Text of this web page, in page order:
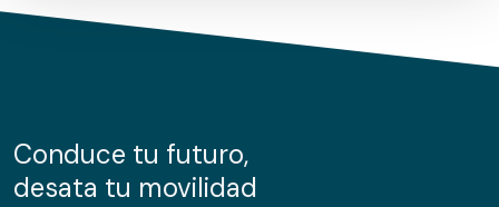
de cookies.
información sobre el uso que haga del sitio web con
nuestros partners de redes sociales, publicidad y análisis
Conduce tu futuro,
desata tu movilidad